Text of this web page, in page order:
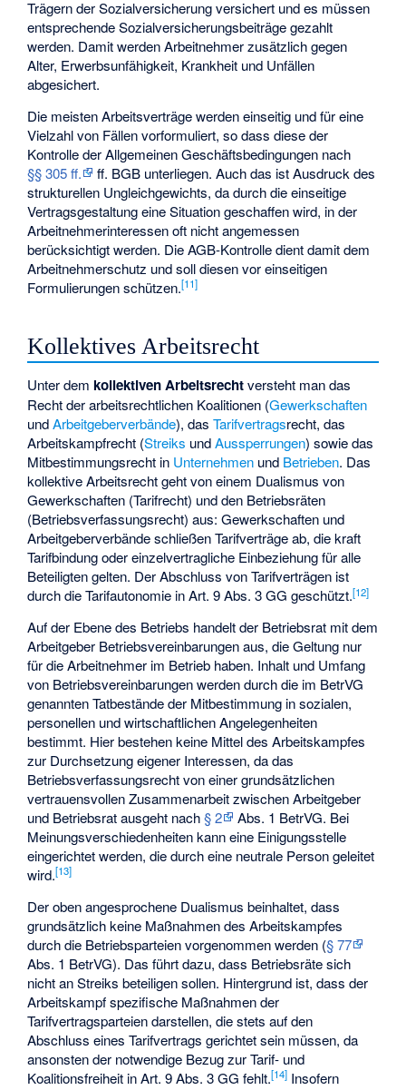
Trägern der Sozialversicherung versichert und es müssen
entsprechende Sozialversicherungsbeiträge gezahlt
werden. Damit werden Arbeitnehmer zusätzlich gegen
Alter, Erwerbsunfähigkeit, Krankheit und Unfällen
abgesichert.
Die meisten Arbeitsverträge werden einseitig und für eine
Vielzahl von Fällen vorformuliert, so dass diese der
Kontrolle der Allgemeinen Geschäftsbedingungen nach
§§ 305 ff.
ff. BGB unterliegen. Auch das ist Ausdruck des
strukturellen Ungleichgewichts, da durch die einseitige
Vertragsgestaltung eine Situation geschaffen wird, in der
Arbeitnehmerinteressen oft nicht angemessen
berücksichtigt werden. Die AGB-Kontrolle dient damit dem
Arbeitnehmerschutz und soll diesen vor einseitigen
Formulierungen schützen.[11]
Kollektives Arbeitsrecht
Unter demkollektiven Arbeitsrechtversteht man das
Recht der arbeitsrechtlichen Koalitionen (Gewerkschaften
undArbeitgeberverbände), dasTarifvertrags­recht, das
Arbeitskampfrecht (Streiks undAussperrungen) sowie das
Mitbestimmungsrecht in Unternehmen und Betrieben. Das
kollektive Arbeitsrecht geht von einem Dualismus von
Gewerkschaften (Tarifrecht) und den Betriebsräten
(Betriebsverfassungsrecht) aus: Gewerkschaften und
Arbeitgeberverbände schließen Tarifverträge ab, die kraft
Tarifbindung oder einzelvertragliche Einbeziehung für alle
Beteiligten gelten. Der Abschluss von Tarifverträgen ist
durch die Tarifautonomie in Art. 9 Abs. 3 GG geschützt.[12]
Auf der Ebene des Betriebs handelt der Betriebsrat mit dem
Arbeitgeber Betriebsvereinbarungen aus, die Geltung nur
für die Arbeitnehmer im Betrieb haben. Inhalt und Umfang
von Betriebsvereinbarungen werden durch die im BetrVG
genannten Tatbestände der Mitbestimmung in sozialen,
personellen und wirtschaftlichen Angelegenheiten
bestimmt. Hier bestehen keine Mittel des Arbeitskampfes
zur Durchsetzung eigener Interessen, da das
Betriebsverfassungsrecht von einer grundsätzlichen
vertrauensvollen Zusammenarbeit zwischen Arbeitgeber
und Betriebsrat ausgeht nach§ 2
Abs. 1 BetrVG. Bei
Meinungsverschiedenheiten kann eine Einigungsstelle
eingerichtet werden, die durch eine neutrale Person geleitet
wird.[13]
Der oben angesprochene Dualismus beinhaltet, dass
grundsätzlich keine Maßnahmen des Arbeitskampfes
durch die Betriebsparteien vorgenommen werden (§ 77
Abs. 1 BetrVG). Das führt dazu, dass Betriebsräte sich
nicht an Streiks beteiligen sollen. Hintergrund ist, dass der
Arbeitskampf spezifische Maßnahmen der
Tarifvertragsparteien darstellen, die stets auf den
Abschluss eines Tarifvertrags gerichtet sein müssen, da
ansonsten der notwendige Bezug zur Tarif- und
Koalitionsfreiheit in Art. 9 Abs. 3 GG fehlt.[14] Insofern